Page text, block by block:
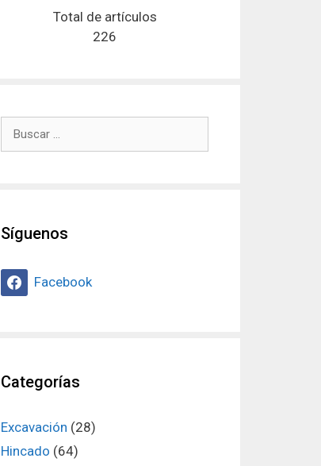
Total de artículos
226
Buscar:
Síguenos
Facebook
Categorías
Excavación (28)
Hincado (64)